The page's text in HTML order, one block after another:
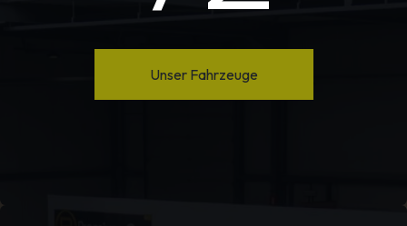
Unser Fahrzeuge